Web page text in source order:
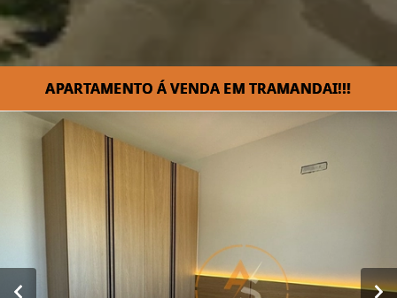
APARTAMENTO Á VENDA EM TRAMANDAI!!!